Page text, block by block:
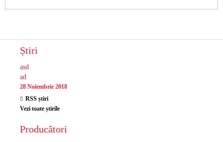
Știri
asd
ad
28 Noiembrie 2018
RSS știri
Vezi toate știrile
Producători